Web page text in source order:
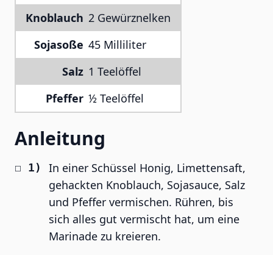
Knoblauch 2 Gewürznelken
Sojasoße 45 Milliliter
Salz 1 Teelöffel
Pfeffer ½ Teelöffel
Anleitung
In einer Schüssel Honig, Limettensaft,
gehackten Knoblauch, Sojasauce, Salz
und Pfeffer vermischen. Rühren, bis
sich alles gut vermischt hat, um eine
Marinade zu kreieren.